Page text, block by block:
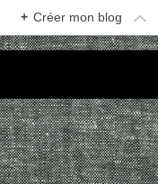
+ Créer mon blog